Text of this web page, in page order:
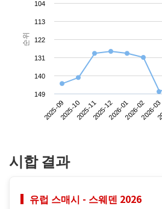
순위
2025-092025-102025-112025-122026-012026-022026-03
104
113
122
131
140
149
시합 결과
유럽 스매시 - 스웨덴 2026